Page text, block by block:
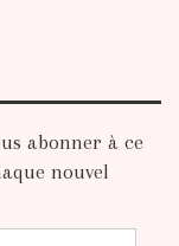
abonner à ce
nouvel